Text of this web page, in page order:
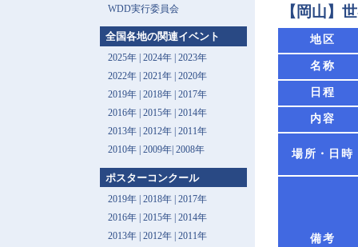
【岡山】
地区
名称
日程
内容
場所・日時
備考
WDD実行委員会
全国各地の関連イベント
2025年| 2024年| 2023年
2022年| 2021年| 2020年
2019年| 2018年| 2017年
2016年| 2015年| 2014年
2013年 | 2012年| 2011年
2010年| 2009年| 2008年
ポスターコンクール
2019年 | 2018年 | 2017年
2016年 | 2015年 | 2014年
2013年 | 2012年 | 2011年